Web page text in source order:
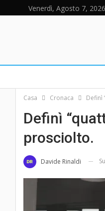
Venerdì, Agosto 7, 2026
Casa Cronaca Definì
Definì
prosciolto.
Davide Rinaldi Su